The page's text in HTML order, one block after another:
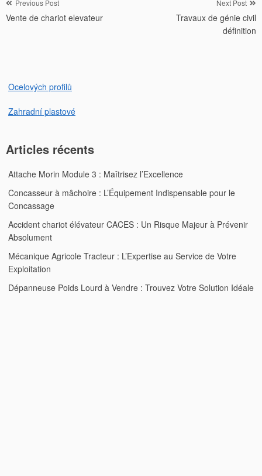
Navigation
de
Previous Post
Vente de chariot elevateur
Next Post
Travaux de génie civil
définition
Ocelových profilů
Zahradní plastové
Articles récents
Attache Morin Module 3 : Maîtrisez l’Excellence
Concasseur à mâchoire : L’Équipement Indispensable pour le
Concassage
Accident chariot élévateur CACES : Un Risque Majeur à Prévenir
Absolument
Mécanique Agricole Tracteur : L’Expertise au Service de Votre
Exploitation
Dépanneuse Poids Lourd à Vendre : Trouvez Votre Solution Idéale